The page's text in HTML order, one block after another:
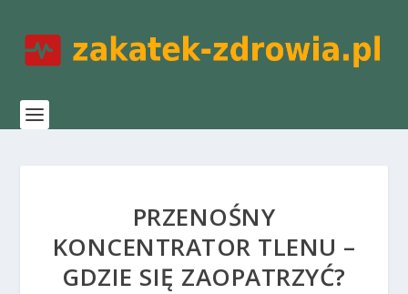
PRZENOŚNY
KONCENTRATOR TLENU –
GDZIE SIĘ ZAOPATRZYĆ?